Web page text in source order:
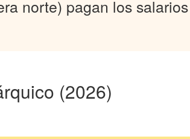
norte) pagan los
(2026)